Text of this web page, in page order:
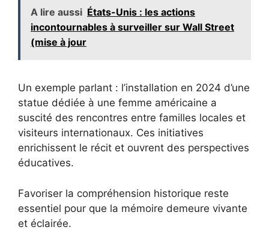
A lire aussi États-Unis : les actions
incontournables à surveiller sur Wall Street
(mise à jour
Un exemple parlant : l’installation en 2024 d’une
statue dédiée à une femme américaine a
suscité des rencontres entre familles locales et
visiteurs internationaux. Ces initiatives
enrichissent le récit et ouvrent des perspectives
éducatives.
Favoriser la compréhension historique reste
essentiel pour que la mémoire demeure vivante
et éclairée.